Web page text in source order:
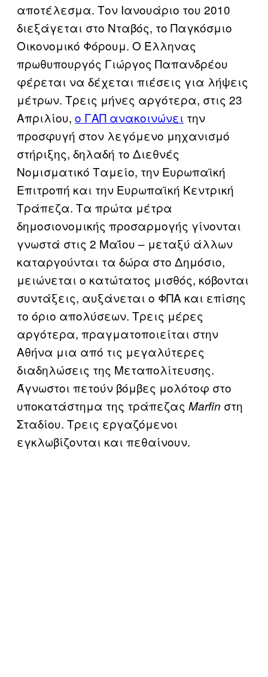
αποτέλεσμα. Τον Ιανουάριο του 2010
διεξάγεται στο Νταβός, το Παγκόσμιο
Οικονομικό Φόρουμ. Ο Έλληνας
πρωθυπουργός Γιώργος Παπανδρέου
φέρεται να δέχεται πιέσεις για λήψεις
μέτρων. Τρεις μήνες αργότερα, στις 23
Απριλίου, ο ΓΑΠ ανακοινώνει την
προσφυγή στον λεγόμενο μηχανισμό
στήριξης, δηλαδή το Διεθνές
Νομισματικό Ταμείο, την Ευρωπαϊκή
Επιτροπή και την Ευρωπαϊκή Κεντρική
Τράπεζα. Τα πρώτα μέτρα
δημοσιονομικής προσαρμογής γίνονται
γνωστά στις 2 Μαΐου – μεταξύ άλλων
καταργούνται τα δώρα στο Δημόσιο,
μειώνεται ο κατώτατος μισθός, κόβονται
συντάξεις, αυξάνεται ο ΦΠΑ και επίσης
το όριο απολύσεων. Τρεις μέρες
αργότερα, πραγματοποιείται στην
Αθήνα μια από τις μεγαλύτερες
διαδηλώσεις της Μεταπολίτευσης.
Άγνωστοι πετούν βόμβες μολότοφ στο
υποκατάστημα της τράπεζας Marfin στη
Σταδίου. Τρεις εργαζόμενοι
εγκλωβίζονται και πεθαίνουν.